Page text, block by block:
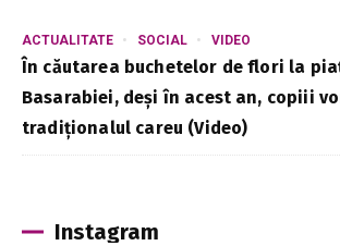
ACTUALITATE SOCIAL VIDEO
În căutarea buchetelor de flori la
Basarabiei, deși în acest an, copiii
tradiționalul careu (Video)
Instagram